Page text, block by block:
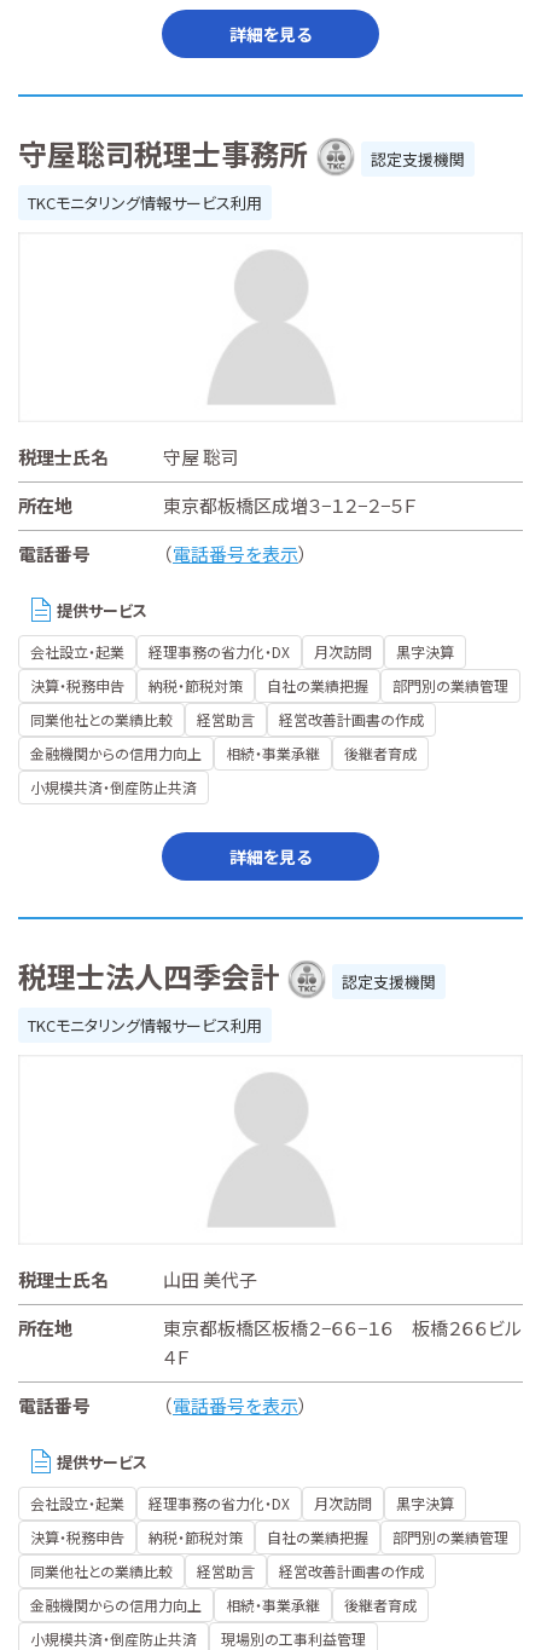
詳細を見る
守屋聡司税理士事務所
認定支援機関
TKCモニタリング情報サービス利用
税理士氏名
守屋 聡司
所在地
東京都板橋区成増３−１２−２−５Ｆ
電話番号
（電話番号を表示）
提供サービス
会社設立・起業 経理事務の省力化・DX 月次訪問
黒字決算
決算・税務申告
納税・節税対策 自社の業績把握
部門別の業績管理
同業他社との業績比較
経営助言
経営改善計画書の作成
金融機関からの信用力向上
相続・事業承継
後継者育成
小規模共済・倒産防止共済
詳細を見る
税理士法人四季会計
認定支援機関
TKCモニタリング情報サービス利用
税理士氏名
山田 美代子
所在地
東京都板橋区板橋２−６６−１６ 板橋２６６ビル
４Ｆ
電話番号
（電話番号を表示）
提供サービス
会社設立・起業 経理事務の省力化・DX 月次訪問
黒字決算
決算・税務申告
納税・節税対策 自社の業績把握
部門別の業績管理
同業他社との業績比較
経営助言
経営改善計画書の作成
金融機関からの信用力向上
相続・事業承継
後継者育成
小規模共済・倒産防止共済
現場別の工事利益管理